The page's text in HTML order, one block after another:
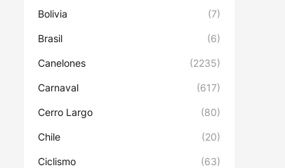
Bolivia (7)
Brasil (6)
Canelones (2235)
Carnaval (617)
Cerro Largo (80)
Chile (20)
Ciclismo (63)